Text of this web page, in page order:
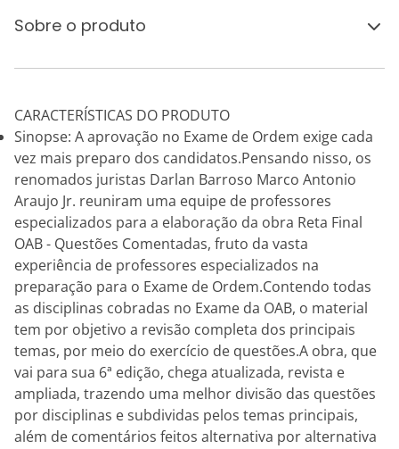
Sobre o produto
CARACTERÍSTICAS DO PRODUTO
Sinopse: A aprovação no Exame de Ordem exige cada
vez mais preparo dos candidatos.Pensando nisso, os
renomados juristas Darlan Barroso Marco Antonio
Araujo Jr. reuniram uma equipe de professores
especializados para a elaboração da obra Reta Final
OAB - Questões Comentadas, fruto da vasta
experiência de professores especializados na
preparação para o Exame de Ordem.Contendo todas
as disciplinas cobradas no Exame da OAB, o material
tem por objetivo a revisão completa dos principais
temas, por meio do exercício de questões.A obra, que
vai para sua 6ª edição, chega atualizada, revista e
ampliada, trazendo uma melhor divisão das questões
por disciplinas e subdividas pelos temas principais,
além de comentários feitos alternativa por alternativa